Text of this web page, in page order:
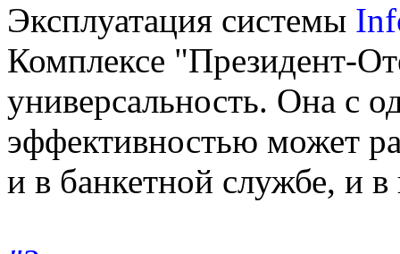
Эксплуатация системы
Комплексе "Президент-
универсальность. Она с
эффективностью может
и в банкетной службе, и